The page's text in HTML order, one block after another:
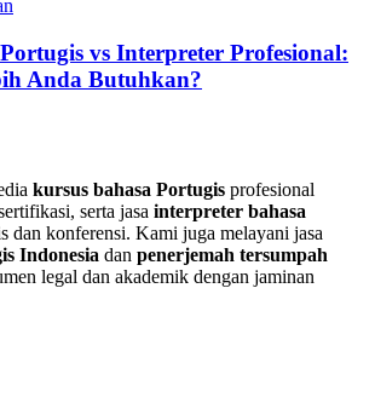
vs Interpreter Profesional:
Anda Butuhkan?
kursus bahasa Portugis profesional
serta jasa interpreter bahasa
dan konferensi. Kami juga melayani jasa
Indonesia dan penerjemah tersumpah
legal dan akademik dengan jaminan